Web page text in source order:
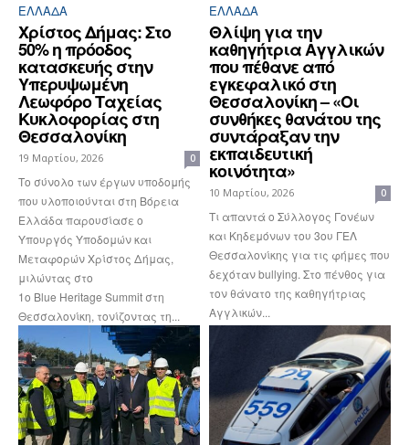
ΕΛΛΆΔΑ
Χρίστος Δήμας: Στο
50% η πρόοδος
κατασκευής στην
Υπερυψωμένη
Λεωφόρο Ταχείας
Κυκλοφορίας στη
Θεσσαλονίκη
19 Μαρτίου, 2026 0
Tο σύνολο των έργων υποδομής
που υλοποιούνται στη Βόρεια
Ελλάδα παρουσίασε ο
Υπουργός Υποδομών και
Μεταφορών Χρίστος Δήμας,
μιλώντας στο
1ο Blue Heritage Summit στη
Θεσσαλονίκη, τονίζοντας τη...
ΕΛΛΆΔΑ
Θλίψη για την
καθηγήτρια Αγγλικών
που πέθανε από
εγκεφαλικό στη
Θεσσαλονίκη – «Οι
συνθήκες θανάτου της
συντάραξαν την
εκπαιδευτική
κοινότητα»
10 Μαρτίου, 2026 0
Τι απαντά ο Σύλλογος Γονέων
και Κηδεμόνων του 3ου ΓΕΛ
Θεσσαλονίκης για τις φήμες που
δεχόταν bullying. Στο πένθος για
τον θάνατο της καθηγήτριας
Αγγλικών...